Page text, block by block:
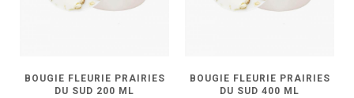
BOUGIE FLEURIE PRAIRIES
DU SUD 200 ML
BOUGIE FLEURIE PRAIRIES
DU SUD 400 ML